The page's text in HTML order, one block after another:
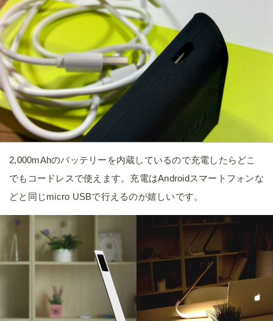
2,000mAhのバッテリーを内蔵しているので充電したらどこ
でもコードレスで使えます。充電はAndroidスマートフォンな
どと同じmicro USBで行えるのが嬉しいです。